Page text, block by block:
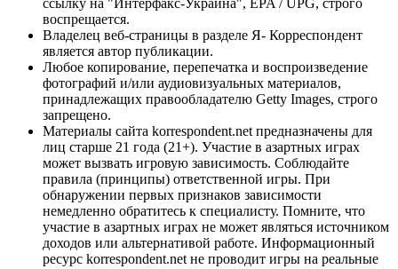
ссылку на "Интерфакс-Украина", EPA / UPG, строго
воспрещается.
Владелец веб-страницы в разделе Я- Корреспондент
является автор публикации.
Любое копирование, перепечатка и воспроизведение
фотографий и/или аудиовизуальных материалов,
принадлежащих правообладателю Getty Images, строго
запрещено.
Материалы сайта korrespondent.net предназначены для
лиц старше 21 года (21+). Участие в азартных играх
может вызвать игровую зависимость. Соблюдайте
правила (принципы) ответственной игры. При
обнаружении первых признаков зависимости
немедленно обратитесь к специалисту. Помните, что
участие в азартных играх не может являться источником
доходов или альтернативой работе. Информационный
ресурс korrespondent.net не проводит игры на реальные